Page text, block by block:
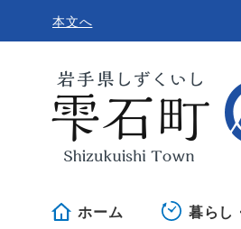
本文へ
ホーム 暮らし